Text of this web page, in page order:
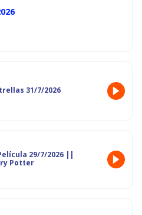
31/7/2026
29/7/2026 ||
Potter